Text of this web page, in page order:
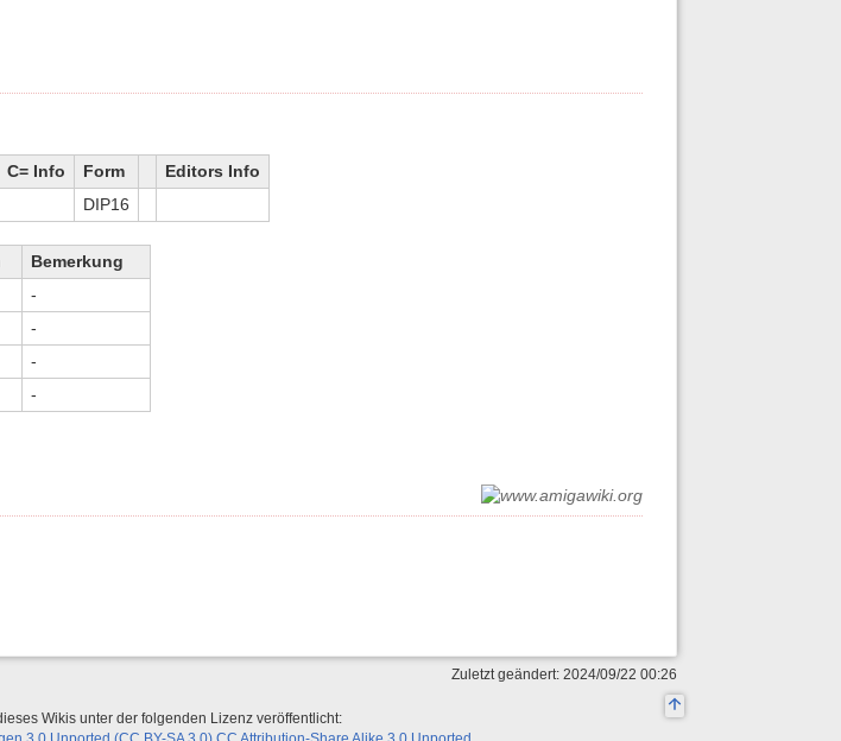
C= Info Form
Editors Info
DIP16
Bemerkung
-
-
-
-
Zuletzt geändert: 2024/09/22 00:26
Wikis unter der folgenden Lizenz veröffentlicht: